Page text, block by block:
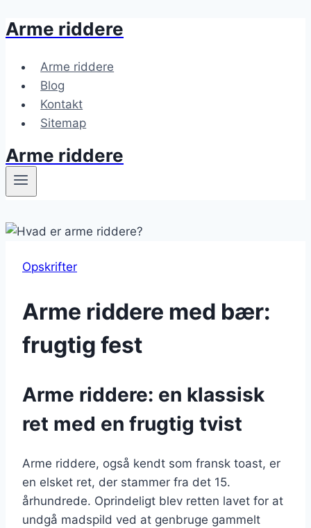
Fortsæt
indhold
Arme riddere
Arme riddere
Blog
Kontakt
Sitemap
Arme riddere
Opskrifter
Arme riddere med bær:
frugtig fest
Arme riddere: en klassisk
ret med en frugtig tvist
Arme riddere, også kendt som fransk toast, er
en elsket ret, der stammer fra det 15.
århundrede. Oprindeligt blev retten lavet for at
undgå madspild ved at genbruge gammelt